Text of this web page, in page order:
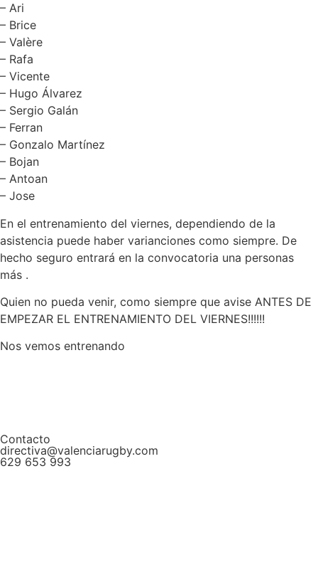
– Ari
– Brice
– Valère
– Rafa
– Vicente
– Hugo Álvarez
– Sergio Galán
– Ferran
– Gonzalo Martínez
– Bojan
– Antoan
– Jose
En el entrenamiento del viernes, dependiendo de la
asistencia puede haber varianciones como siempre. De
hecho seguro entrará en la convocatoria una personas
más .
Quien no pueda venir, como siempre que avise ANTES DE
EMPEZAR EL ENTRENAMIENTO DEL VIERNES!!!!!!
Nos vemos entrenando
Contacto
directiva@valenciarugby.com
629 653 993